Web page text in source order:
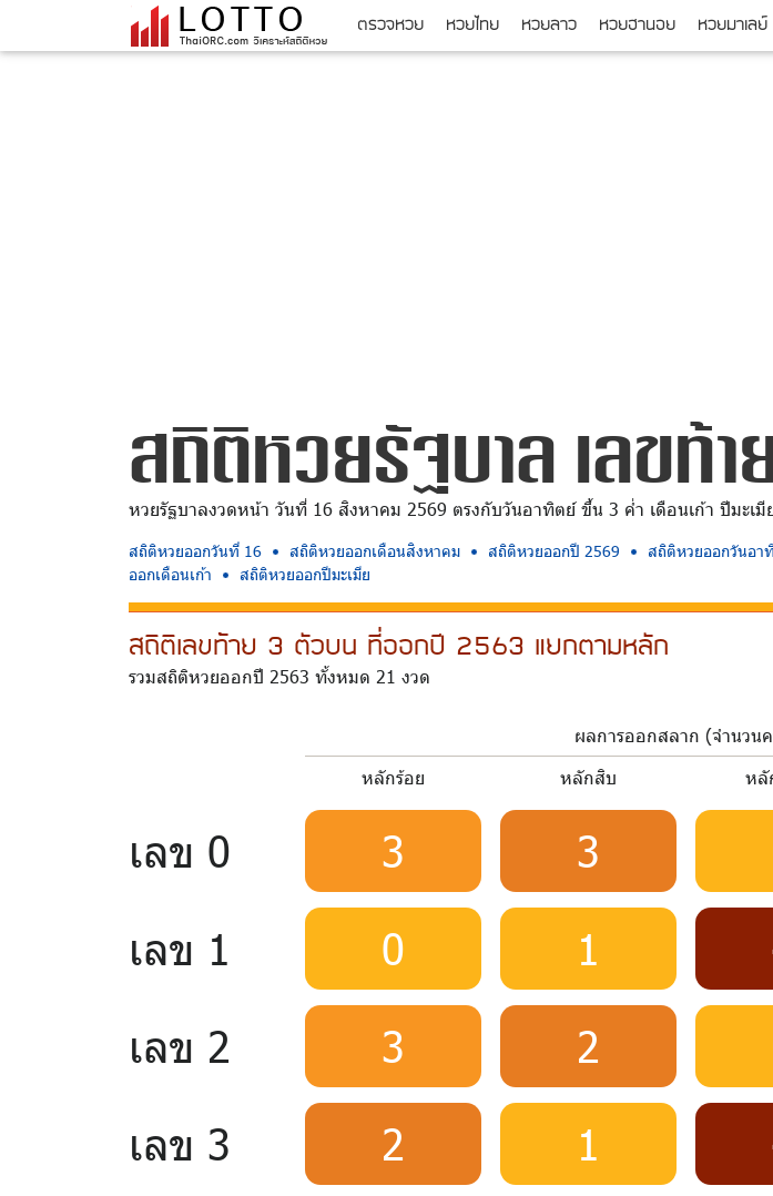
ตรวจหวย หวยไทย หวยลาว หวยฮานอย หวยมาเลย์
สถิติหวยรัฐบาล เลขท้
หวยรัฐบาลงวดหน้า วันที่ 16 สิงหาคม 2569 ตรงกับวันอาทิตย์ ขึ้น 3 ค่ำ เดือนเก้า ปีมะเมี
สถิติหวยออกวันที่ 16 สถิติหวยออกเดือนสิงหาคม สถิติหวยออกปี 2569 สถิติหวยออกวันอา
ออกเดือนเก้า
สถิติหวยออกปีมะเมีย
สถิติเลขท้าย 3 ตัวบน ที่ออกปี 2563 แยกตามหลัก
รวมสถิติหวยออกปี 2563 ทั้งหมด 21 งวด
ผลการออกสลาก (จำนวน
หลักร้อย
หลักสิบ หลั
เลข 0 3 3
เลข 1
0 1
เลข 2
3 2
เลข 3
2 1